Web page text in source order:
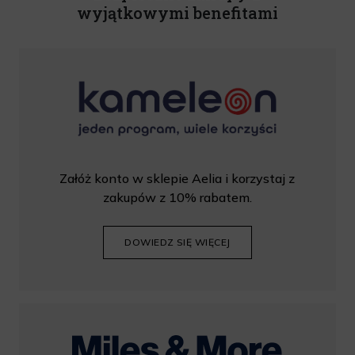
wyjątkowymi benefitami
Załóż konto w sklepie Aelia i korzystaj z
zakupów z 10% rabatem.
DOWIEDZ SIĘ WIĘCEJ